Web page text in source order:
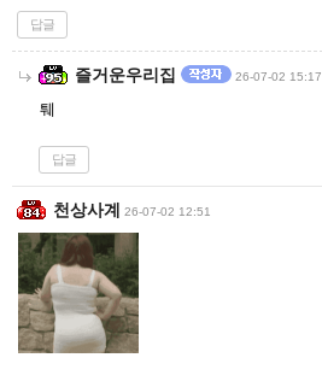
답글
즐거운우리집 26-07-02 15:17
퉤
답글
천상사계 26-07-02 12:51